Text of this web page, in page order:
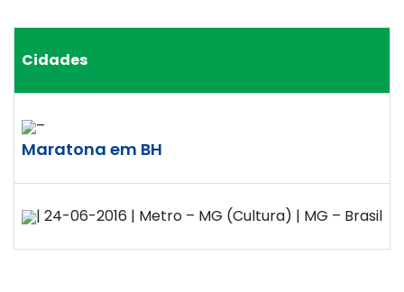
Cidades
–
Maratona em BH
| 24-06-2016 | Metro – MG (Cultura) | MG – Brasil